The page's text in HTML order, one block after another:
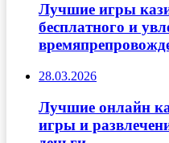
Лучшие игры
бесплатного и
28.03.2026
Лучшие онлайн
игры и